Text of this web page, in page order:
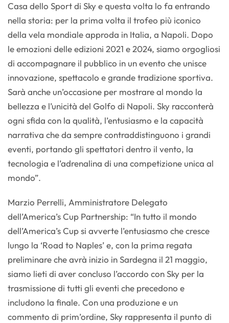
Casa dello Sport di Sky e questa volta lo fa entrando
nella storia: per la prima volta il trofeo più iconico
della vela mondiale approda in Italia, a Napoli. Dopo
le emozioni delle edizioni 2021 e 2024, siamo orgogliosi
di accompagnare il pubblico in un evento che unisce
innovazione, spettacolo e grande tradizione sportiva.
Sarà anche un’occasione per mostrare al mondo la
bellezza e l’unicità del Golfo di Napoli. Sky racconterà
ogni sfida con la qualità, l’entusiasmo e la capacità
narrativa che da sempre contraddistinguono i grandi
eventi, portando gli spettatori dentro il vento, la
tecnologia e l’adrenalina di una competizione unica al
mondo”.
Marzio Perrelli, Amministratore Delegato
dell’America’s Cup Partnership: “In tutto il mondo
dell’America’s Cup si avverte l’entusiasmo che cresce
lungo la ‘Road to Naples’ e, con la prima regata
preliminare che avrà inizio in Sardegna il 21 maggio,
siamo lieti di aver concluso l’accordo con Sky per la
trasmissione di tutti gli eventi che precedono e
includono la finale. Con una produzione e un
commento di prim’ordine, Sky rappresenta il punto di